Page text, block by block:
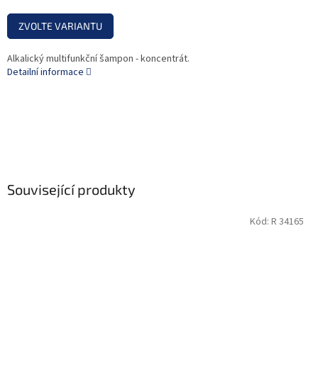
Měrná
cena:
ZVOLTE VARIANTU
Alkalický multifunkční šampon - koncentrát.
Detailní informace
Související produkty
Kód: R 34165